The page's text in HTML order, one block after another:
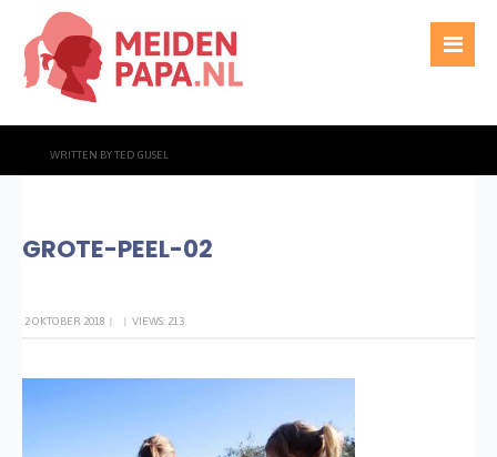
WRITTEN BYTED GIJSEL
GROTE-PEEL-02
2 OKTOBER 2018 | | VIEWS: 213